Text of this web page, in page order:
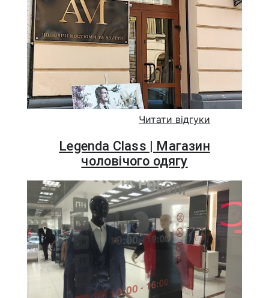
Читати відгуки
Legenda Class | Магазин
чоловічого одягу